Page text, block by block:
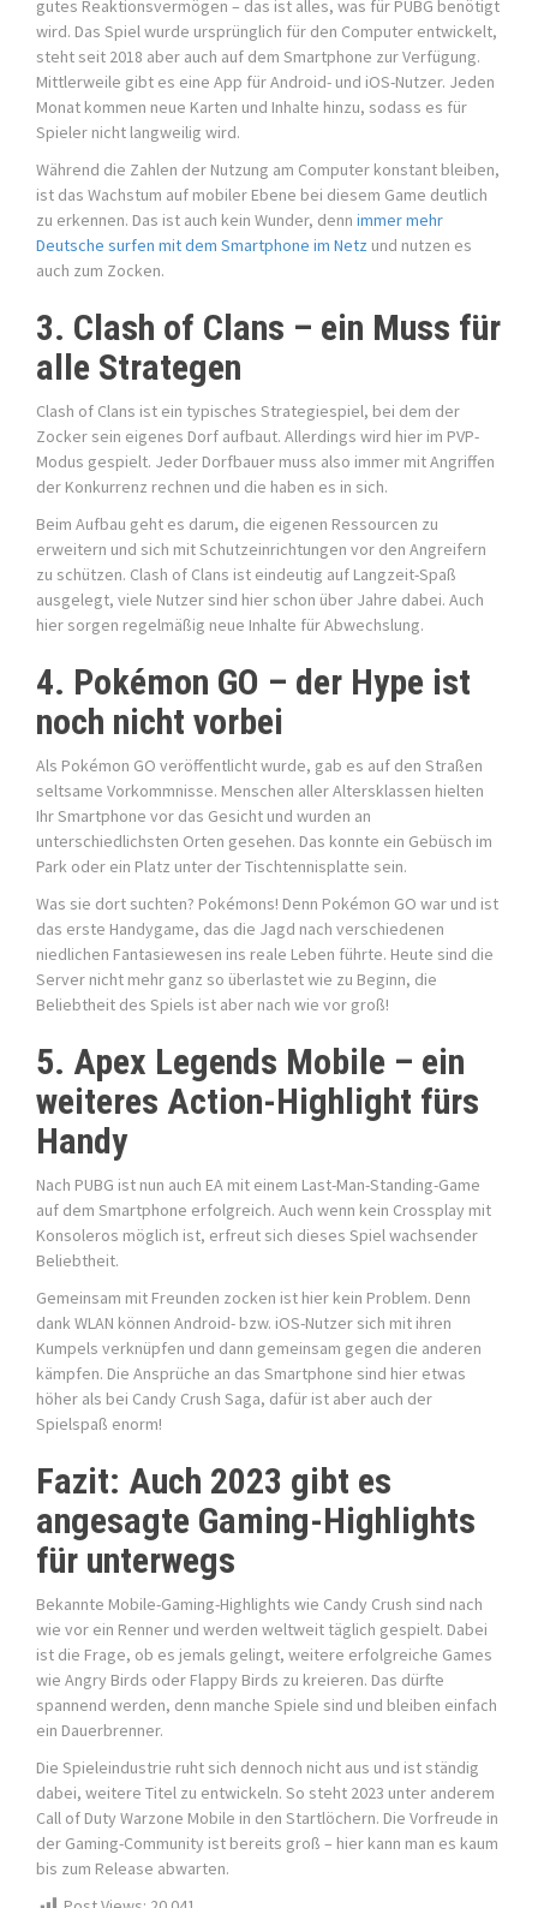
gutes Reaktionsvermögen – das ist alles, was für PUBG benötigt
wird. Das Spiel wurde ursprünglich für den Computer entwickelt,
steht seit 2018 aber auch auf dem Smartphone zur Verfügung.
Mittlerweile gibt es eine App für Android- und iOS-Nutzer. Jeden
Monat kommen neue Karten und Inhalte hinzu, sodass es für
Spieler nicht langweilig wird.
Während die Zahlen der Nutzung am Computer konstant bleiben,
ist das Wachstum auf mobiler Ebene bei diesem Game deutlich
zu erkennen. Das ist auch kein Wunder, denn immer mehr
Deutsche surfen mit dem Smartphone im Netz und nutzen es
auch zum Zocken.
3. Clash of Clans – ein Muss für
alle Strategen
Clash of Clans ist ein typisches Strategiespiel, bei dem der
Zocker sein eigenes Dorf aufbaut. Allerdings wird hier im PVP-
Modus gespielt. Jeder Dorfbauer muss also immer mit Angriffen
der Konkurrenz rechnen und die haben es in sich.
Beim Aufbau geht es darum, die eigenen Ressourcen zu
erweitern und sich mit Schutzeinrichtungen vor den Angreifern
zu schützen. Clash of Clans ist eindeutig auf Langzeit-Spaß
ausgelegt, viele Nutzer sind hier schon über Jahre dabei. Auch
hier sorgen regelmäßig neue Inhalte für Abwechslung.
4. Pokémon GO – der Hype ist
noch nicht vorbei
Als Pokémon GO veröffentlicht wurde, gab es auf den Straßen
seltsame Vorkommnisse. Menschen aller Altersklassen hielten
Ihr Smartphone vor das Gesicht und wurden an
unterschiedlichsten Orten gesehen. Das konnte ein Gebüsch im
Park oder ein Platz unter der Tischtennisplatte sein.
Was sie dort suchten? Pokémons! Denn Pokémon GO war und ist
das erste Handygame, das die Jagd nach verschiedenen
niedlichen Fantasiewesen ins reale Leben führte. Heute sind die
Server nicht mehr ganz so überlastet wie zu Beginn, die
Beliebtheit des Spiels ist aber nach wie vor groß!
5. Apex Legends Mobile – ein
weiteres Action-Highlight fürs
Handy
Nach PUBG ist nun auch EA mit einem Last-Man-Standing-Game
auf dem Smartphone erfolgreich. Auch wenn kein Crossplay mit
Konsoleros möglich ist, erfreut sich dieses Spiel wachsender
Beliebtheit.
Gemeinsam mit Freunden zocken ist hier kein Problem. Denn
dank WLAN können Android- bzw. iOS-Nutzer sich mit ihren
Kumpels verknüpfen und dann gemeinsam gegen die anderen
kämpfen. Die Ansprüche an das Smartphone sind hier etwas
höher als bei Candy Crush Saga, dafür ist aber auch der
Spielspaß enorm!
Fazit: Auch 2023 gibt es
angesagte Gaming-Highlights
für unterwegs
Bekannte Mobile-Gaming-Highlights wie Candy Crush sind nach
wie vor ein Renner und werden weltweit täglich gespielt. Dabei
ist die Frage, ob es jemals gelingt, weitere erfolgreiche Games
wie Angry Birds oder Flappy Birds zu kreieren. Das dürfte
spannend werden, denn manche Spiele sind und bleiben einfach
ein Dauerbrenner.
Die Spieleindustrie ruht sich dennoch nicht aus und ist ständig
dabei, weitere Titel zu entwickeln. So steht 2023 unter anderem
Call of Duty Warzone Mobile in den Startlöchern. Die Vorfreude in
der Gaming-Community ist bereits groß – hier kann man es kaum
bis zum Release abwarten.